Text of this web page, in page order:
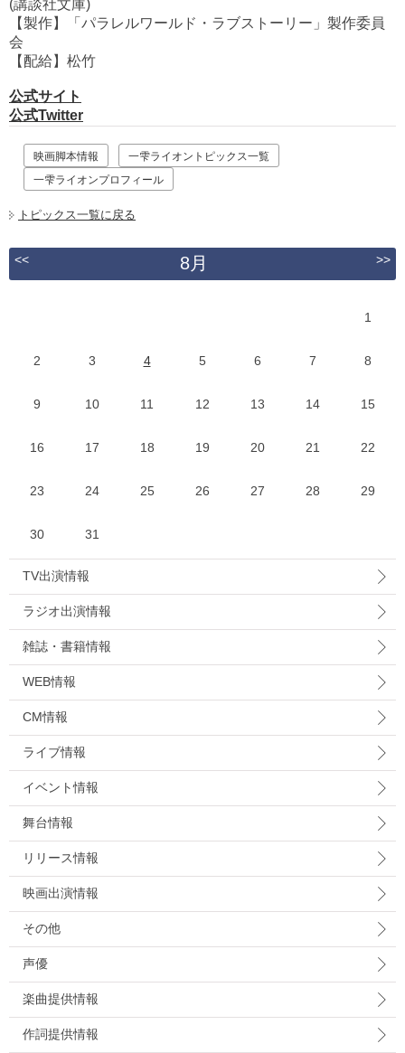
(講談社文庫)
【製作】「パラレルワールド・ラブストーリー」製作委員
会
【配給】松竹
公式サイト
公式Twitter
映画脚本情報
一雫ライオントピックス一覧
一雫ライオンプロフィール
トピックス一覧に戻る
<< 8月 >>
1
2 3 4 5 6 7 8
9 10 11 12 13 14 15
16 17 18 19 20 21 22
23 24 25 26 27 28 29
30 31
TV出演情報
ラジオ出演情報
雑誌・書籍情報
WEB情報
CM情報
ライブ情報
イベント情報
舞台情報
リリース情報
映画出演情報
その他
声優
楽曲提供情報
作詞提供情報